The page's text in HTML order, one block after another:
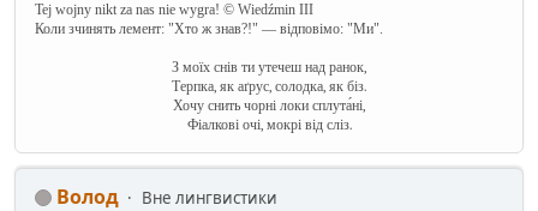
Tej wojny nikt za nas nie wygra! © Wiedźmin III
Коли зчинять лемент: "Хто ж знав?!" — відповімо: "Ми".
З моїх снів ти утечеш над ранок,
Терпка, як аґрус, солодка, як біз.
Хочу снить чорні локи сплута́ні,
Фіалкові очі, мокрі від сліз.
Волод
Вне лингвистики